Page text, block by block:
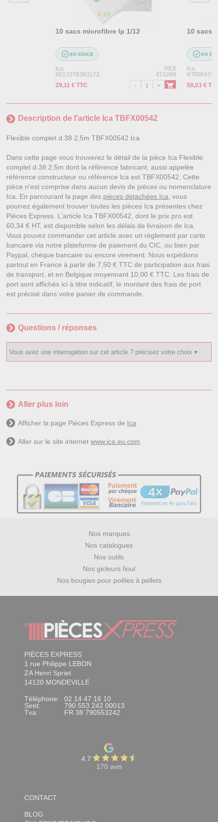
10 sacs microfibre lp 1/12
en stock
Ica
PEX
8013378383172
473289
29,11 € TTC
10 sacs
en
Ica
KTRI04795
58,03 €
Description de l'article Ica TBFX00542
Flexible complet d.38 2,5m TBFX00542 Ica
Dans cette page vous trouverez le détail de la pièce Ica Flexible
complet d.38 2,5m dont la référence fabricant, aussi appelée
référence constructeur ou référence Ica est TBFX00542. Cette
pièce n'est comprise dans aucun devis de pièces ou nomenclature
Ica. En parcourant la page des pièces détachées Ica , vous
pourrez également trouver toutes les pièces Ica présentes chez
Pièces Express. L'article Ica TBFX00542, dont le prix pro est
60,34 € HT, est disponible selon les délais de livraison de Ica.
Vous pouvez commander cet article avec un règlement par carte
bancaire via notre plateforme de paiement du CIC, ou bien par
Paypal, chèque bancaire ou encore virement. Nous expédions
partout en France à partir de 7,50 € TTC de participation aux frais
de transport, et en Belgique moyennant 10,00 € TTC. Les frais de
port sont affichés ici à titre indicatif, le montant des frais de port
est précisé dans votre panier de commande.
Questions / réponses
Aller plus loin
Afficher la page Pièces Express de Ica
Aller sur le site internetwww.ica.eu.com
Nos marques
Nos catalogues
Nos outils
Nos gicleurs fioul
Nos bougies pour poêles à pellets
PIÈCES EXPRESS
1 rue Philippe LEBON
ZA Henri Spriet
14120 MONDEVILLE
Téléphone:
02 14 47 16 10
Siret:
790 553 242 00013
Tva:
FR 38 790553242
4.7
170 avis
CONTACT
BLOG